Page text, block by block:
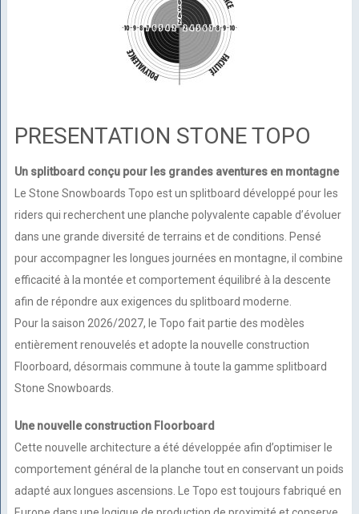
PRESENTATION STONE TOPO
Un splitboard conçu pour les grandes aventures en montagne
Le Stone Snowboards Topo est un splitboard développé pour les
riders qui recherchent une planche polyvalente capable d’évoluer
dans une grande diversité de terrains et de conditions. Pensé
pour accompagner les longues journées en montagne, il combine
efficacité à la montée et comportement équilibré à la descente
afin de répondre aux exigences du splitboard moderne.
Pour la saison 2026/2027, le Topo fait partie des modèles
entièrement renouvelés et adopte la nouvelle construction
Floorboard, désormais commune à toute la gamme splitboard
Stone Snowboards.
Une nouvelle construction Floorboard
Cette nouvelle architecture a été développée afin d’optimiser le
comportement général de la planche tout en conservant un poids
adapté aux longues ascensions. Le Topo est toujours fabriqué en